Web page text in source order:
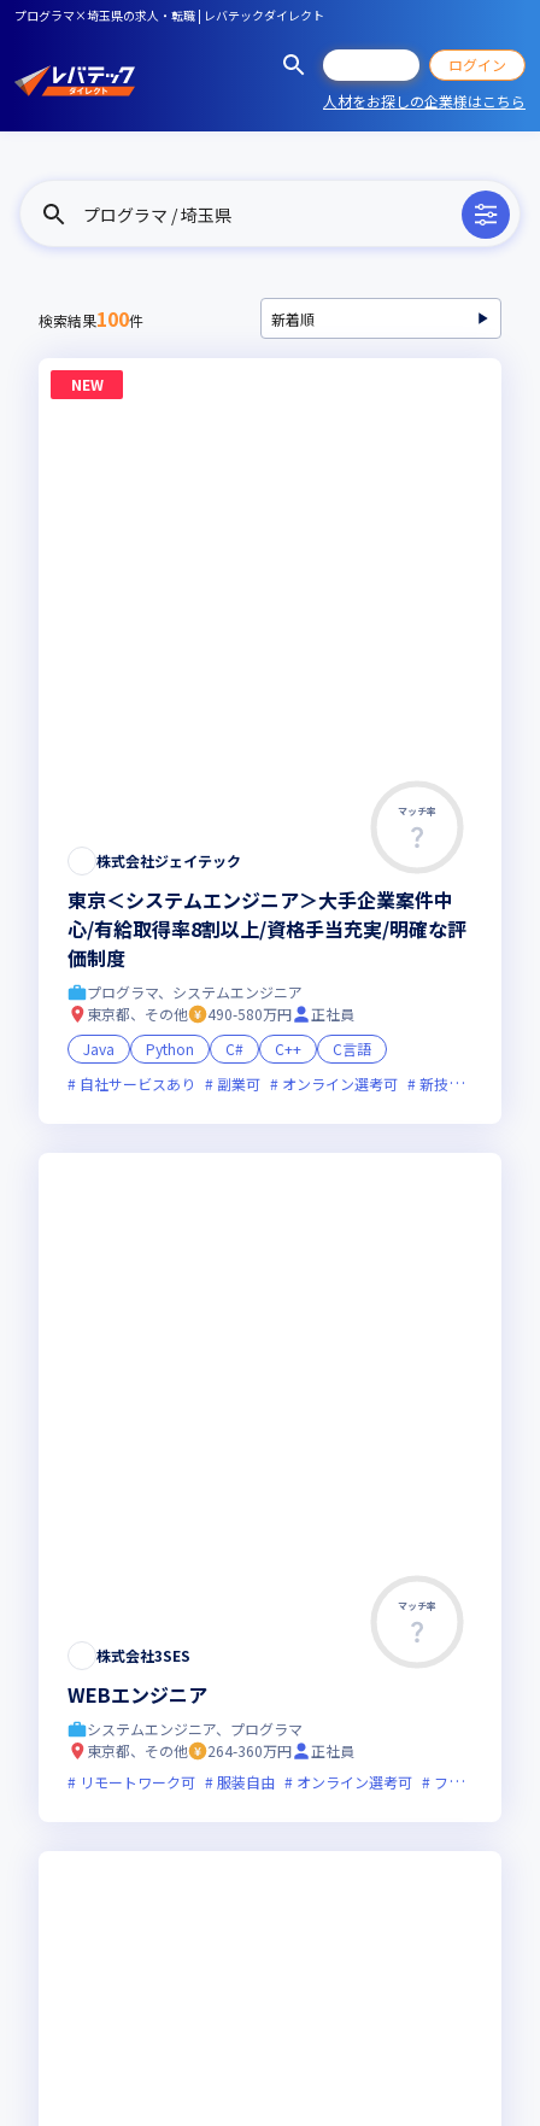
プログラマ×埼玉県の求人・転職 | レバテックダイレクト
ログイン
人材をお探しの企業様はこちら
プログラマ / 埼玉県
検索結果100件
NEW
マッチ率
株式会社ジェイテック
東京＜システムエンジニア＞大手企業案件中
心/有給取得率8割以上/資格手当充実/明確な評
価制度
プログラマ、システムエンジニア
東京都、その他
490-580万円
正社員
Java
Python C# C++
C言語
自社サービスあり
副業可 オンライン選考可 新技術に積極的
マッチ率
株式会社3SES
WEBエンジニア
システムエンジニア、プログラマ
東京都、その他
264-360万円
正社員
リモートワーク可
服装自由 オンライン選考可 フレックス制度あり